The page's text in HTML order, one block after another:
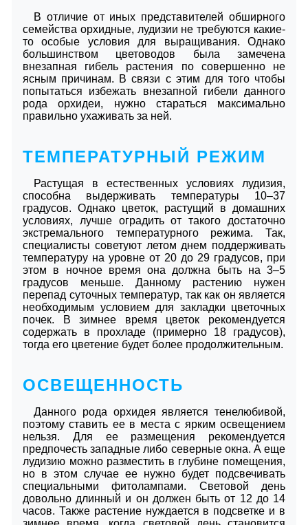
В отличие от иных представителей обширного
семейства орхидные, лудизии не требуются какие-
то особые условия для выращивания. Однако
большинством цветоводов была замечена
внезапная гибель растения по совершенно не
ясным причинам. В связи с этим для того чтобы
попытаться избежать внезапной гибели данного
рода орхидеи, нужно стараться максимально
правильно ухаживать за ней.
ТЕМПЕРАТУРНЫЙ РЕЖИМ
Растущая в естественных условиях лудизия,
способна выдерживать температуры 10–37
градусов. Однако цветок, растущий в домашних
условиях, лучше оградить от такого достаточно
экстремального температурного режима. Так,
специалисты советуют летом днем поддерживать
температуру на уровне от 20 до 29 градусов, при
этом в ночное время она должна быть на 3–5
градусов меньше. Данному растению нужен
перепад суточных температур, так как он является
необходимым условием для закладки цветочных
почек. В зимнее время цветок рекомендуется
содержать в прохладе (примерно 18 градусов),
тогда его цветение будет более продолжительным.
ОСВЕЩЕННОСТЬ
Данного рода орхидея является тенелюбивой,
поэтому ставить ее в места с ярким освещением
нельзя. Для ее размещения рекомендуется
предпочесть западные либо северные окна. А еще
лудизию можно разместить в глубине помещения,
но в этом случае ее нужно будет подсвечивать
специальными фитолампами. Световой день
довольно длинный и он должен быть от 12 до 14
часов. Также растение нуждается в подсветке и в